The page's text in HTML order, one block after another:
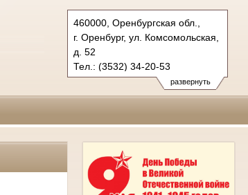
развернуть
460000, Оренбургская обл.,
г. Оренбург, ул. Комсомольская,
д. 52
Тел.: (3532) 34-20-53
oblsud.orb@sudrf.ru